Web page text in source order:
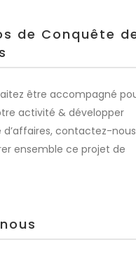
de Conquête
être accompagné
activité & développer
contactez-nous
ensemble ce projet de